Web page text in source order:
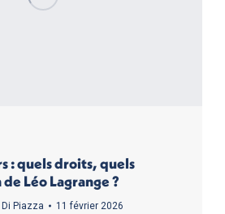
: quels droits, quels
Léo Lagrange ?
Di Piazza 11 février 2026